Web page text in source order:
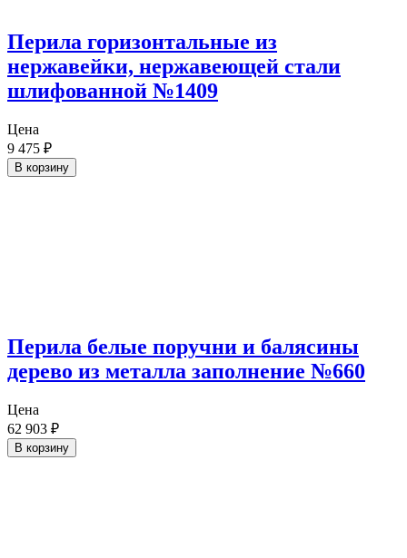
Перила горизонтальные из
нержавейки, нержавеющей стали
шлифованной №1409
Цена
9 475 ₽
В корзину
Перила белые поручни и балясины
дерево из металла заполнение №660
Цена
62 903 ₽
В корзину